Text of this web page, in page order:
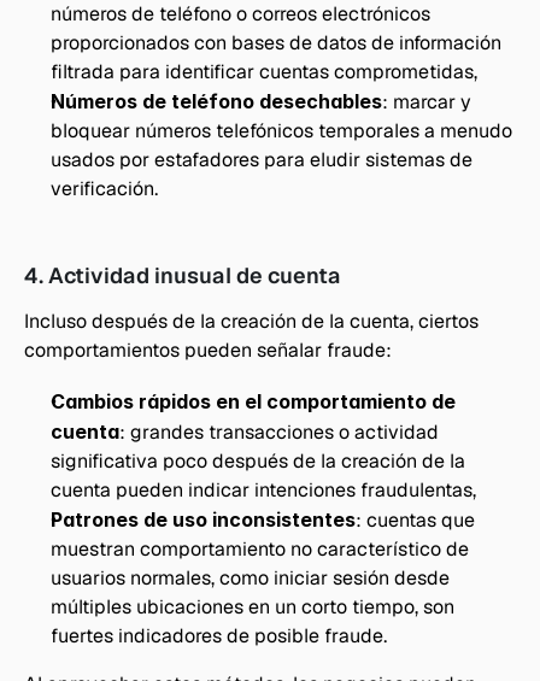
números de teléfono o correos electrónicos
proporcionados con bases de datos de información
filtrada para identificar cuentas comprometidas,
Números de teléfono desechables: marcar y
bloquear números telefónicos temporales a menudo
usados por estafadores para eludir sistemas de
verificación.
4. Actividad inusual de cuenta
Incluso después de la creación de la cuenta, ciertos
comportamientos pueden señalar fraude:
Cambios rápidos en el comportamiento de
cuenta: grandes transacciones o actividad
significativa poco después de la creación de la
cuenta pueden indicar intenciones fraudulentas,
Patrones de uso inconsistentes: cuentas que
muestran comportamiento no característico de
usuarios normales, como iniciar sesión desde
múltiples ubicaciones en un corto tiempo, son
fuertes indicadores de posible fraude.